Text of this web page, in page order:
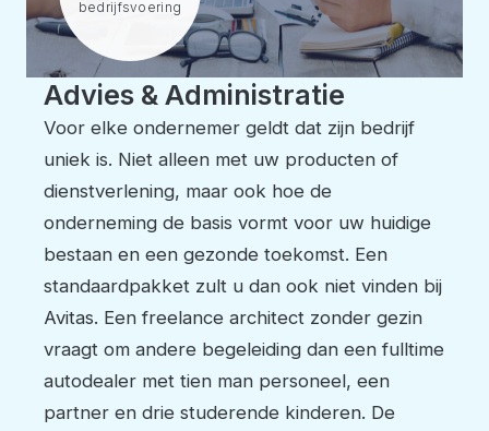
Advies & Administratie
Voor elke ondernemer geldt dat zijn bedrijf
uniek is. Niet alleen met uw producten of
dienstverlening, maar ook hoe de
onderneming de basis vormt voor uw huidige
bestaan en een gezonde toekomst. Een
standaardpakket zult u dan ook niet vinden bij
Avitas. Een freelance architect zonder gezin
vraagt om andere begeleiding dan een fulltime
autodealer met tien man personeel, een
partner en drie studerende kinderen. De